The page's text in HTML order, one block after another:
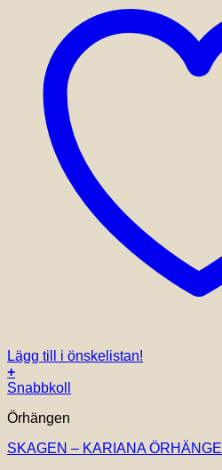
Lägg till i önskelistan!
+
Snabbkoll
Örhängen
SKAGEN – KARIANA ÖRHÄNGE